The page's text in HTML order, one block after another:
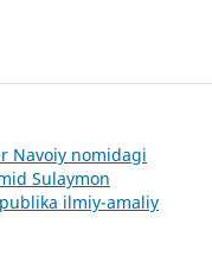
Navoiy nomidagi
Sulaymon
ilmiy-amaliy